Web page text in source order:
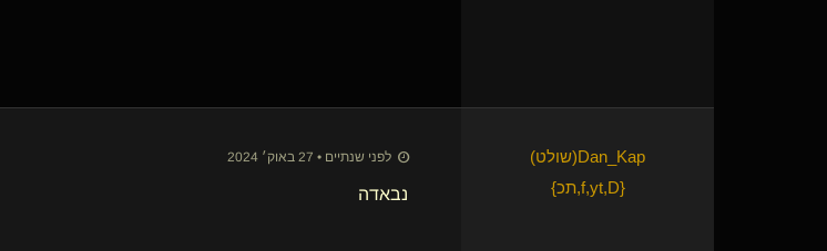
Dan_Kap​(שולט)
{f,yt,D,תכ }
לפני שנתיים • 27 באוק׳ 2024
נבאדה